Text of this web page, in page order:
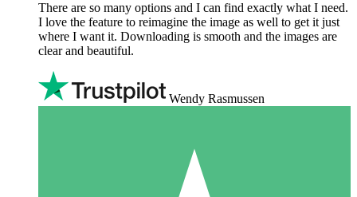
There are so many options and I can find exactly what I need.
I love the feature to reimagine the image as well to get it just
where I want it. Downloading is smooth and the images are
clear and beautiful.
Wendy Rasmussen